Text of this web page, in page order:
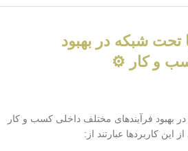
تحت شبکه در بهبود
و کار ⚙️
در بهبود فرآیندهای مختلف داخلی کسب و کار
این کاربردها عبارتند از: